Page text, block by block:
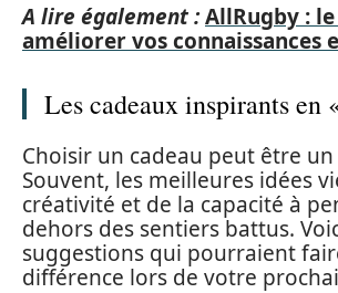
A lire également :AllRugby :
améliorer vos connaissances
Les cadeaux inspirants en
Choisir un cadeau peut être
Souvent, les meilleures idées
créativité et de la capacité à
dehors des sentiers battus.
suggestions qui pourraient
différence lors de votre